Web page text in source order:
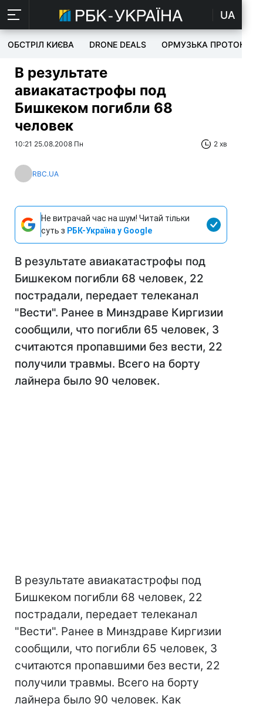
UA
ОБСТРІЛ КИЄВА DRONE DEALS ОРМУЗЬКА ПРОТОКА
В результате
авиакатастрофы под
Бишкеком погибли 68
человек
10:21 25.08.2008 Пн 2 хв
RBC.UA
Не витрачай час на шум! Читай тільки
суть з РБК-Україна у Google
В результате авиакатастрофы под
Бишкеком погибли 68 человек, 22
пострадали, передает телеканал
"Вести". Ранее в Минздраве Киргизии
сообщили, что погибли 65 человек, 3
считаются пропавшими без вести, 22
получили травмы. Всего на борту
лайнера было 90 человек.
В результате авиакатастрофы под
Бишкеком погибли 68 человек, 22
пострадали, передает телеканал
"Вести". Ранее в Минздраве Киргизии
сообщили, что погибли 65 человек, 3
считаются пропавшими без вести, 22
получили травмы. Всего на борту
лайнера было 90 человек. Как